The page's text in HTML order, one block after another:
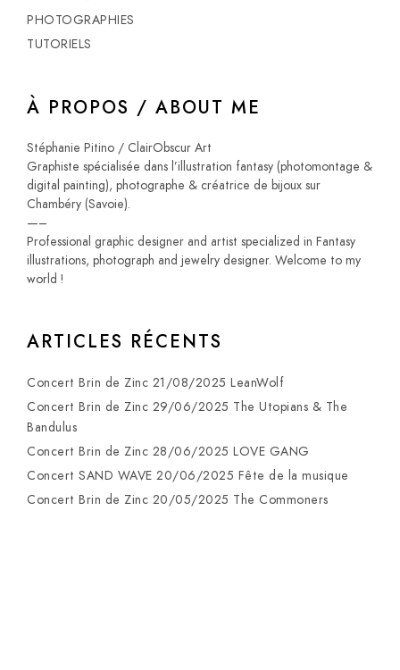
PHOTOGRAPHIES
TUTORIELS
À PROPOS / ABOUT ME
Stéphanie Pitino / ClairObscur Art
Graphiste spécialisée dans l’illustration fantasy (photomontage &
digital painting), photographe & créatrice de bijoux sur
Chambéry (Savoie).
—–
Professional graphic designer and artist specialized in Fantasy
illustrations, photograph and jewelry designer. Welcome to my
world !
ARTICLES RÉCENTS
Concert Brin de Zinc 21/08/2025 LeanWolf
Concert Brin de Zinc 29/06/2025 The Utopians & The
Bandulus
Concert Brin de Zinc 28/06/2025 LOVE GANG
Concert SAND WAVE 20/06/2025 Fête de la musique
Concert Brin de Zinc 20/05/2025 The Commoners